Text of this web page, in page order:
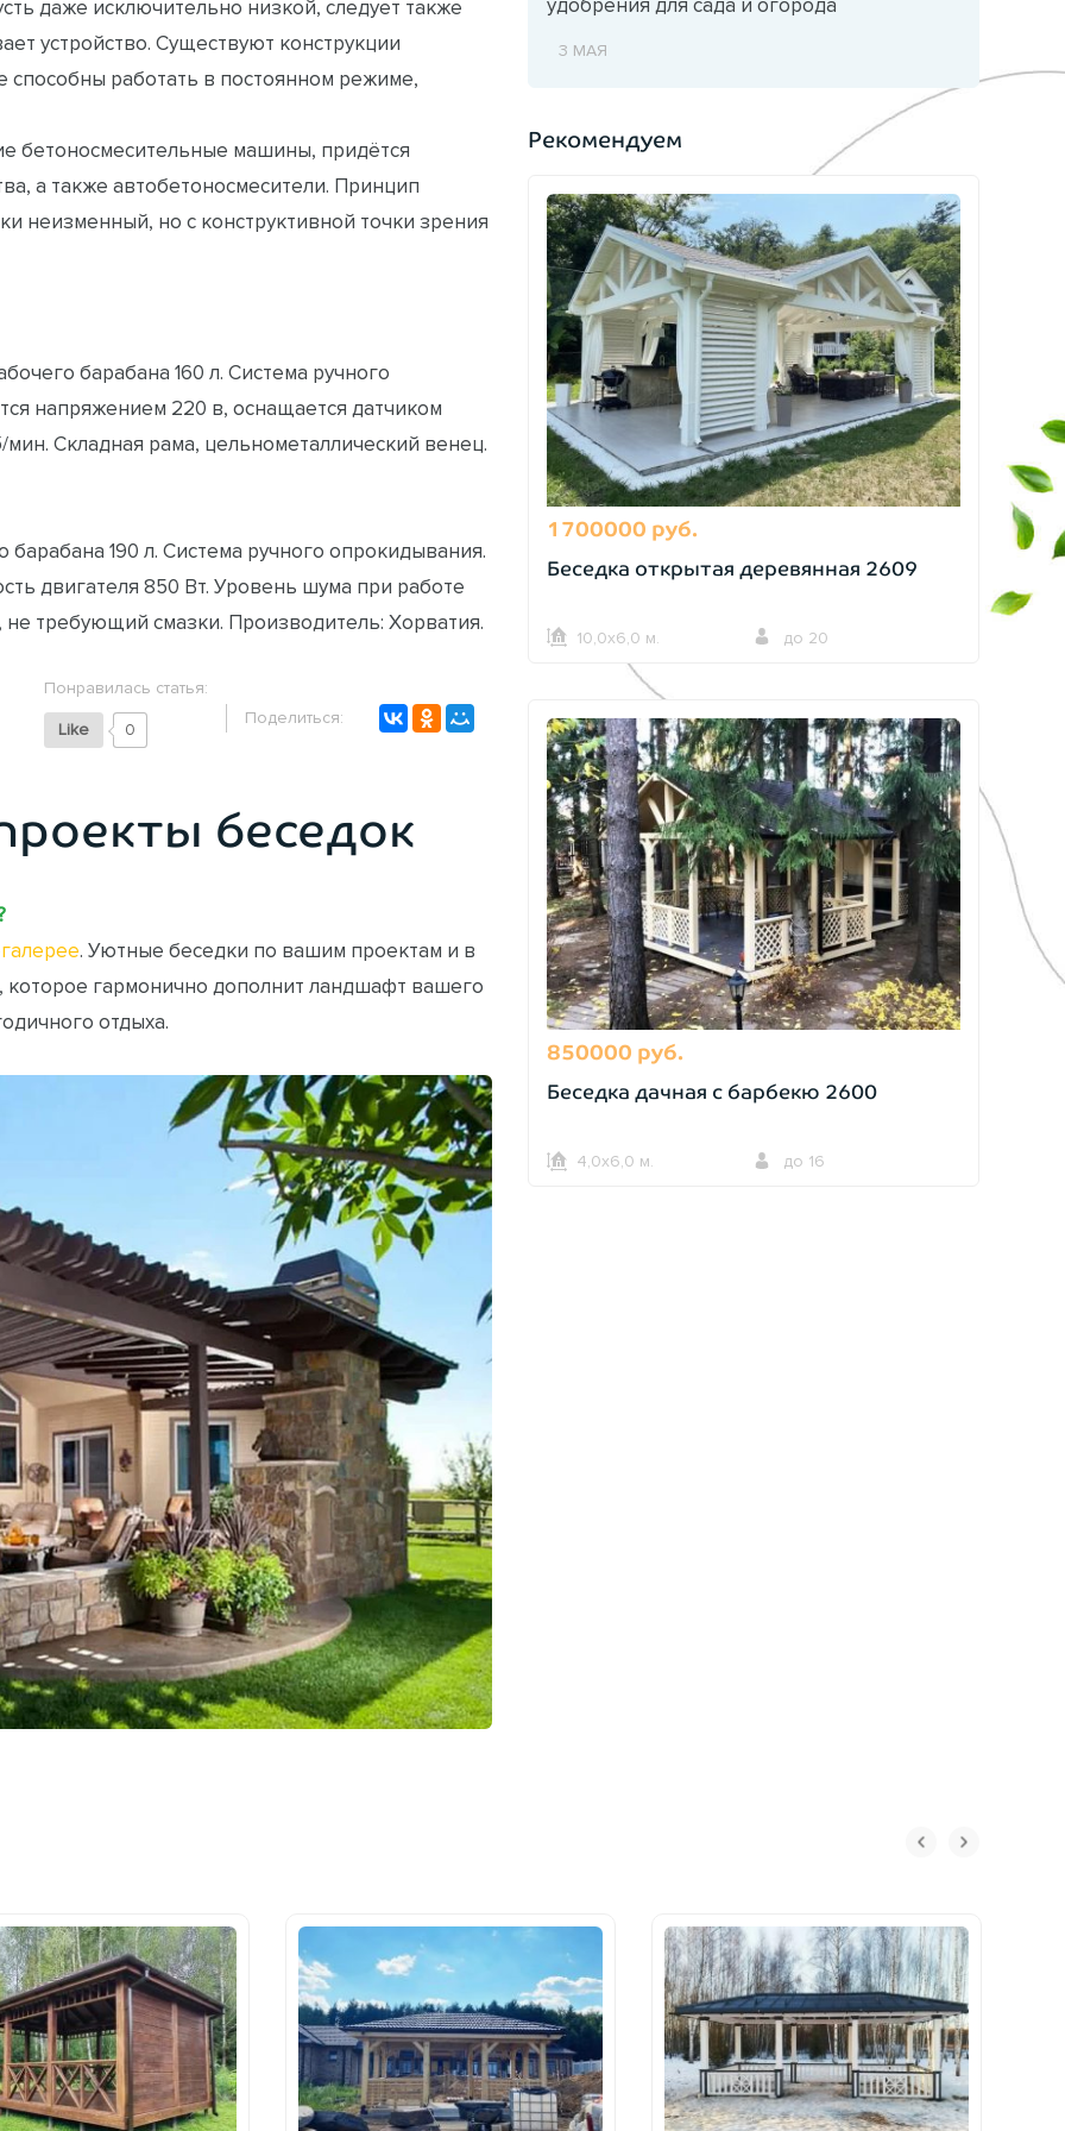
даже исключительно низкой, следует также
устройство. Существуют конструкции
работать в постоянном режиме,
бетоносмесительные машины, придётся
а также автобетоносмесители. Принцип
неизменный, но с конструктивной точки зрения
барабана 160 л. Система ручного
напряжением 220 в, оснащается датчиком
Складная рама, цельнометаллический венец.
190 л. Система ручного опрокидывания.
двигателя 850 Вт. Уровень шума при работе
требующий смазки. Производитель: Хорватия.
Понравилась статья:
Like 0
Поделиться:
беседок
. Уютные беседки по вашим проектам и в
гармонично дополнит ландшафт вашего
отдыха.
удобрения для сада и огорода
3 МАЯ
Рекомендуем
1700000 руб.
Беседка открытая деревянная 2609
10,0х6,0 м. до 20
850000 руб.
Беседка дачная с барбекю 2600
4,0х6,0 м. до 16